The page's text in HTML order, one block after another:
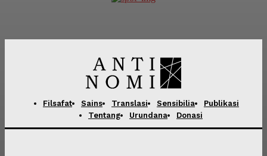
Filsafat Sains Translasi Sensibilia
Publikasi
Tentang
Urundana Donasi